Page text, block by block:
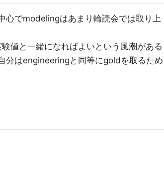
心でmodelingはあまり輪読会では取り上
値と一緒になればよいという風潮がある
分はengineeringと同等にgoldを取るため